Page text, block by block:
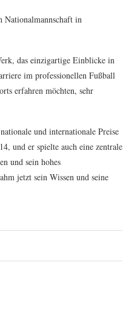
Nationalmannschaft in
das einzigartige Einblicke in
im professionellen Fußball
erfahren möchten, sehr
und internationale Preise
und er spielte auch eine zentrale
und sein hohes
jetzt sein Wissen und seine